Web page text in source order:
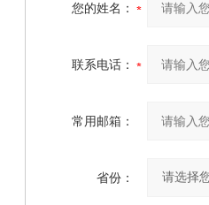
您的姓名：
联系电话：
常用邮箱：
省份：